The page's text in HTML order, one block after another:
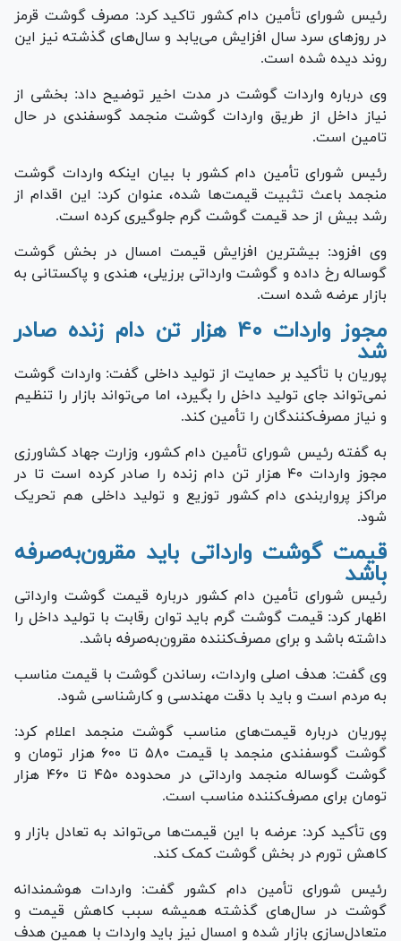
رئیس شورای تأمین دام کشور تاکید کرد: مصرف گوشت قرمز
در روز‌های سرد سال افزایش می‌یابد و سال‌های گذشته نیز این
روند دیده شده است.
وی درباره واردات گوشت در مدت اخیر توضیح داد: بخشی از
نیاز داخل از طریق واردات گوشت منجمد گوسفندی در حال
تامین است.
رئیس شورای تأمین دام کشور با بیان اینکه واردات گوشت
منجمد باعث تثبیت قیمت‌ها شده، عنوان کرد: این اقدام از
رشد بیش از حد قیمت گوشت گرم جلوگیری کرده است.
وی افزود: بیشترین افزایش قیمت امسال در بخش گوشت
گوساله رخ داده و گوشت وارداتی برزیلی، هندی و پاکستانی به
بازار عرضه شده است.
مجوز واردات ۴۰ هزار تن دام زنده صادر
شد
پوریان با تأکید بر حمایت از تولید داخلی گفت: واردات گوشت
نمی‌تواند جای تولید داخل را بگیرد، اما می‌تواند بازار را تنظیم
و نیاز مصرف‌کنندگان را تأمین کند.
به گفته رئیس شورای تأمین دام کشور، وزارت جهاد کشاورزی
مجوز واردات ۴۰ هزار تن دام زنده را صادر کرده است تا در
مراکز پرواربندی دام کشور توزیع و تولید داخلی هم تحریک
شود.
قیمت گوشت وارداتی باید مقرون‌به‌صرفه
باشد
رئیس شورای تأمین دام کشور درباره قیمت گوشت وارداتی
اظهار کرد: قیمت گوشت گرم باید توان رقابت با تولید داخل را
داشته باشد و برای مصرف‌کننده مقرون‌به‌صرفه باشد.
وی گفت: هدف اصلی واردات، رساندن گوشت با قیمت مناسب
به مردم است و باید با دقت مهندسی و کارشناسی شود.
پوریان درباره قیمت‌های مناسب گوشت منجمد اعلام کرد:
گوشت گوسفندی منجمد با قیمت ۵۸۰ تا ۶۰۰ هزار تومان و
گوشت گوساله منجمد وارداتی در محدوده ۴۵۰ تا ۴۶۰ هزار
تومان برای مصرف‌کننده مناسب است.
وی تأکید کرد: عرضه با این قیمت‌ها می‌تواند به تعادل بازار و
کاهش تورم در بخش گوشت کمک کند.
رئیس شورای تأمین دام کشور گفت: واردات هوشمندانه
گوشت در سال‌های گذشته همیشه سبب کاهش قیمت و
متعادل‌سازی بازار شده و امسال نیز باید واردات با همین هدف